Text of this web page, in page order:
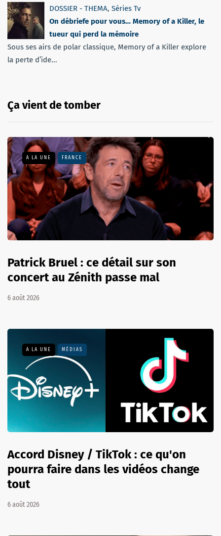
DOSSIER - THEMA, Séries Tv
On débriefe pour vous… Memory of a Killer, le
tueur qui perd la mémoire
Sous ses airs de polar classique, Memory of a Killer explore
la perte d’ide...
Ça vient de tomber
A LA UNE FRANCE
Patrick Bruel : ce détail sur son
concert au Zénith passe mal
6 août 2026
A LA UNE MÉDIAS
Accord Disney / TikTok : ce qu'on
pourra faire dans les vidéos change
tout
6 août 2026